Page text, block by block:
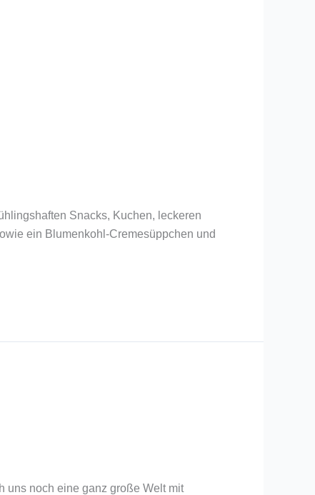
Snacks, Kuchen, leckeren
ein Blumenkohl-Cremesüppchen und
uns noch eine ganz große Welt mit